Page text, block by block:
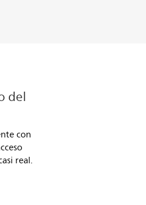
del
con
real.